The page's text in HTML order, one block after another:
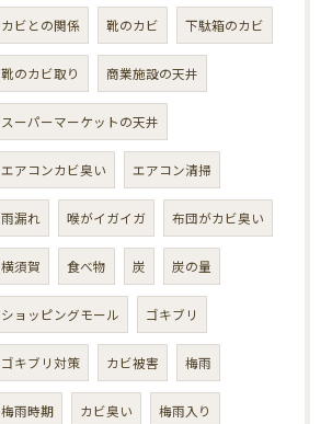
カビとの関係 靴のカビ 下駄箱のカビ
靴のカビ取り 商業施設の天井
スーパーマーケットの天井
エアコンカビ臭い エアコン清掃
雨漏れ 喉がイガイガ 布団がカビ臭い
横須賀 食べ物 炭 炭の量
ショッピングモール ゴキブリ
ゴキブリ対策 カビ被害 梅雨
梅雨時期 カビ臭い 梅雨入り